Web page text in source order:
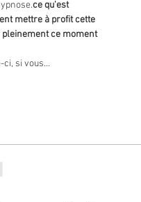
ce qu'est
mettre à profit cette
ce moment
ci, si vous…